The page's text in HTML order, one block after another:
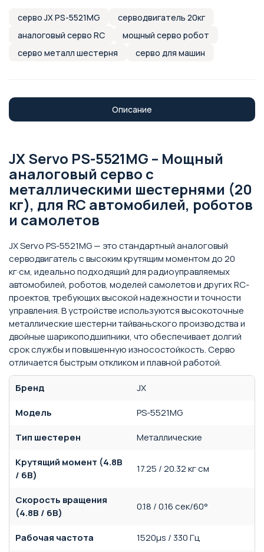
серво JX PS-5521MG
серводвигатель 20кг
аналоговый серво RC
мощный серво робот
серво металл шестерня
серво для машин
Описание
JX Servo PS-5521MG – Мощный
аналоговый серво с
металлическими шестернями (20
кг), для RC автомобилей, роботов
и самолетов
JX Servo PS-5521MG — это стандартный аналоговый
серводвигатель с высоким крутящим моментом до 20
кг·см, идеально подходящий для радиоуправляемых
автомобилей, роботов, моделей самолетов и других RC-
проектов, требующих высокой надежности и точности
управления. В устройстве используются высокоточные
металлические шестерни тайваньского производства и
двойные шарикоподшипники, что обеспечивает долгий
срок службы и повышенную износостойкость. Серво
отличается быстрым откликом и плавной работой.
Бренд
JX
Модель
PS-5521MG
Тип шестерен
Металлические
Крутящий момент (4.8В
/ 6В)
17.25 / 20.32 кг·см
Скорость вращения
(4.8В / 6В)
0.18 / 0.16 сек/60°
Рабочая частота
1520μs / 330 Гц